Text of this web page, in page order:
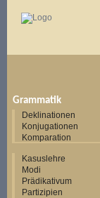
Grammatik
Deklinationen
Konjugationen
Komparation
Kasuslehre
Modi
Prädikativum
Partizipien